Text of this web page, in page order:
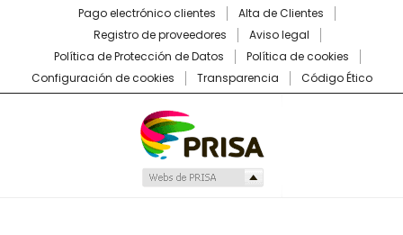
Pago electrónico clientes
Alta de Clientes
Registro de proveedores
Aviso legal
Política de Protección de Datos
Política de cookies
Configuración de cookies
Transparencia Código Ético